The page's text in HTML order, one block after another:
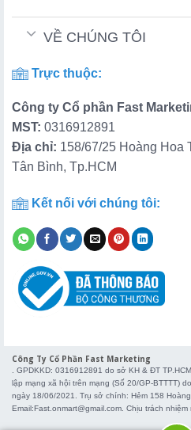
VỀ CHÚNG TÔI
Trực thuộc:
Công ty Cổ phần Fast
MST: 0316912891
Địa chỉ: 158/67/25 Hoàng Hoa
Tân Bình, Tp.HCM
Kết nối với chúng tôi:
Công Ty Cổ Phần Fast Marketing
. GPDKKD: 0316912891 do sở KH & ĐT
lập mạng xã hội trên mạng (Số 20/GP-BTTTT)
ngày 18/06/2021. Trụ sở chính: Hẻm 158
Email:Fast.onmart@gmail.com. Chịu trách nhiệm